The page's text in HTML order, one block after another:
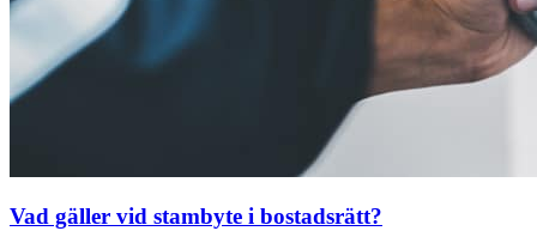
Vad gäller vid stambyte i bostadsrätt?